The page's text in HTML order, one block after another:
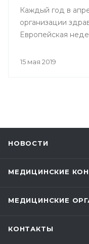
Каждый год в
организации
Европейская
15 мая 2019
НОВОСТИ
МЕДИЦИНСКИЕ
МЕДИЦИНСКИЕ
КОНТАКТЫ